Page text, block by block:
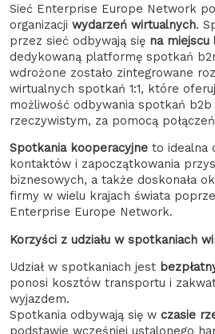
Sieć Enterprise Europe Network
organizacji wydarzeń wirtualnych.
przez sieć odbywają się na miejscu
dedykowaną platformę spotkań
wdrożone zostało zintegrowane
wirtualnych spotkań 1:1, które
możliwość odbywania spotkań b2b
rzeczywistym, za pomocą
Spotkania kooperacyjne to idealna
kontaktów i zapoczątkowania
biznesowych, a także doskonała
firmy w wielu krajach świata
Enterprise Europe Network.
Korzyści z udziału w spotkaniach
Udział w spotkaniach jest
ponosi kosztów transportu i
wyjazdem.
Spotkania odbywają się w czasie
podstawie wcześniej ustalonego